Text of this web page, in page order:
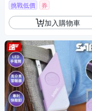
挑戰低價 券
加入購物車